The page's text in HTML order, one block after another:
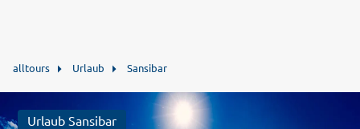
alltours Urlaub Sansibar
Urlaub Sansibar